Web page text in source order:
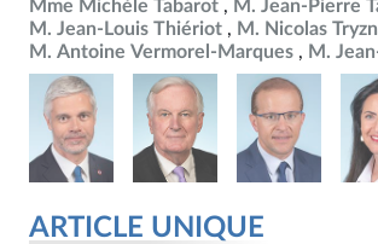
Mme Michèle Tabarot
M. Jean-Pierre
M. Jean-Louis Thiériot
M. Nicolas
M. Antoine Vermorel-Marques
M.
ARTICLE UNIQUE